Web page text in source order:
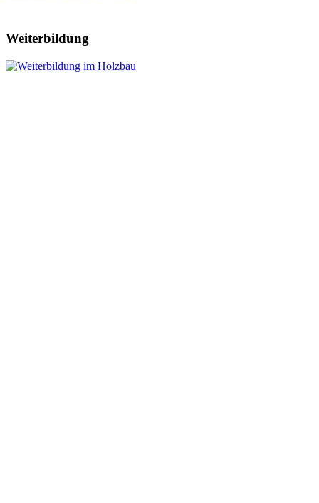
Weiterbildung